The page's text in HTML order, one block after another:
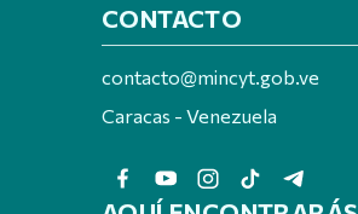
CONTACTO
contacto@mincyt.gob.ve
Caracas - Venezuela